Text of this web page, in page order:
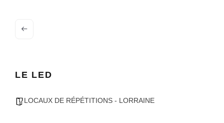
LE LED
LOCAUX DE RÉPÉTITIONS - LORRAINE